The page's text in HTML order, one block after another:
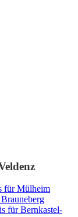
für Mülheim
für Bernkastel-